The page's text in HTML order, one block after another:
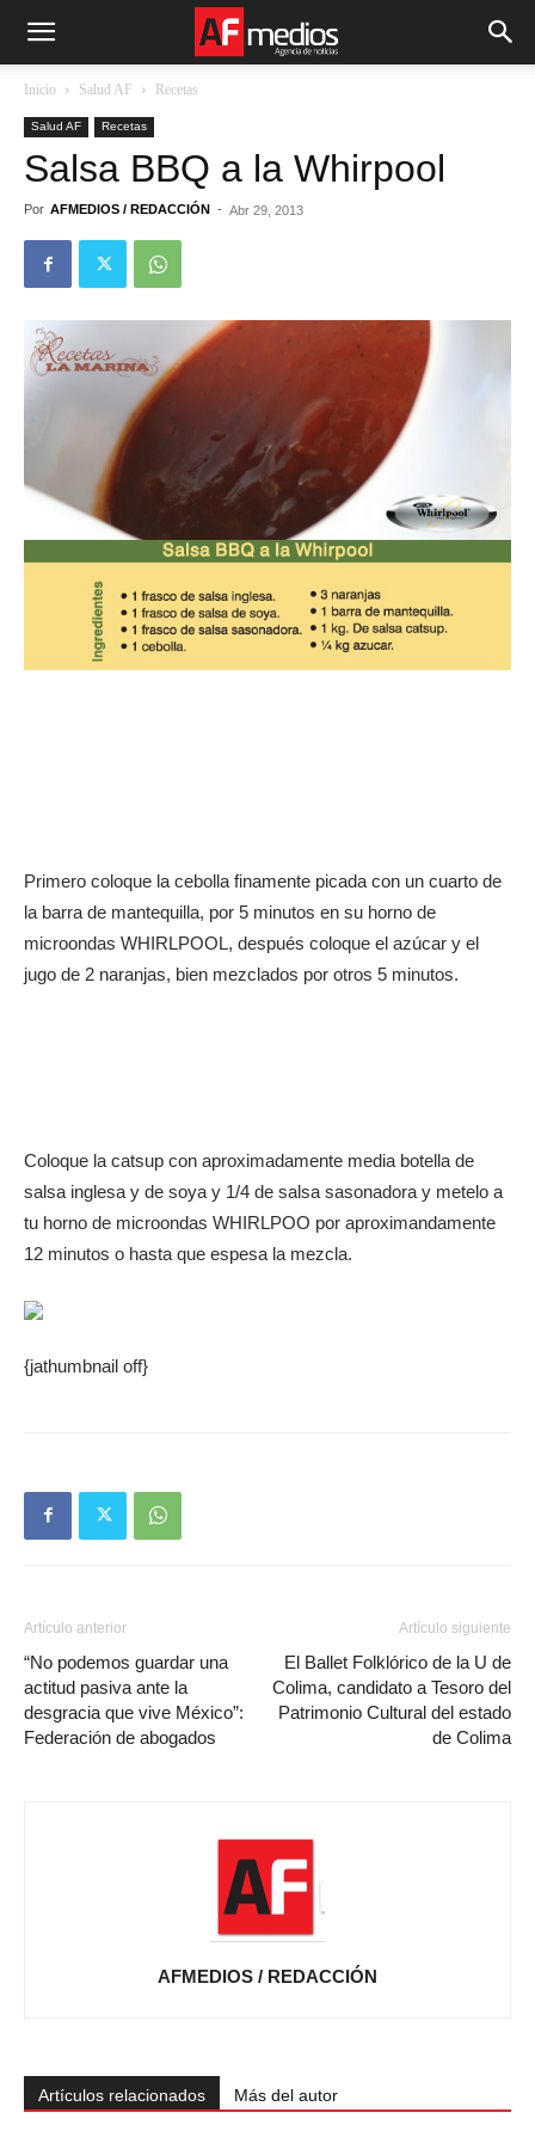
Inicio Salud AF Recetas
Salud AF Recetas
Salsa BBQ a la Whirpool
Por AFMEDIOS / REDACCIÓN - Abr 29, 2013
Primero coloque la cebolla finamente picada con un cuarto de
la barra de mantequilla, por 5 minutos en su horno de
microondas WHIRLPOOL, después coloque el azúcar y el
jugo de 2 naranjas, bien mezclados por otros 5 minutos.
Coloque la catsup con aproximadamente media botella de
salsa inglesa y de soya y 1/4 de salsa sasonadora y metelo a
tu horno de microondas WHIRLPOO por aproximandamente
12 minutos o hasta que espesa la mezcla.
{jathumbnail off}
Artículo anterior
“No podemos guardar una
actitud pasiva ante la
desgracia que vive México”:
Federación de abogados
Artículo siguiente
El Ballet Folklórico de la U de
Colima, candidato a Tesoro del
Patrimonio Cultural del estado
de Colima
AFMEDIOS / REDACCIÓN
Artículos relacionados Más del autor